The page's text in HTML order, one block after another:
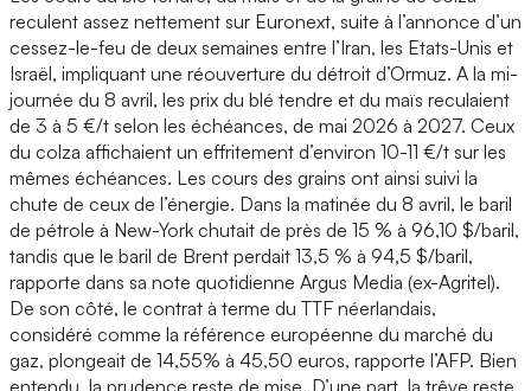
reculent assez nettement sur Euronext, suite à l’annonce d’un
cessez-le-feu de deux semaines entre l’Iran, les Etats-Unis et
Israël, impliquant une réouverture du détroit d’Ormuz. A la mi-
journée du 8 avril, les prix du blé tendre et du maïs reculaient
de 3 à 5 €/t selon les échéances, de mai 2026 à 2027. Ceux
du colza affichaient un effritement d’environ 10-11 €/t sur les
mêmes échéances. Les cours des grains ont ainsi suivi la
chute de ceux de l’énergie. Dans la matinée du 8 avril, le baril
de pétrole à New-York chutait de près de 15 % à 96,10 $/baril,
tandis que le baril de Brent perdait 13,5 % à 94,5 $/baril,
rapporte dans sa note quotidienne Argus Media (ex-Agritel).
De son côté, le contrat à terme du TTF néerlandais,
considéré comme la référence européenne du marché du
gaz, plongeait de 14,55% à 45,50 euros, rapporte l’AFP. Bien
entendu, la prudence reste de mise. D’une part, la trêve reste